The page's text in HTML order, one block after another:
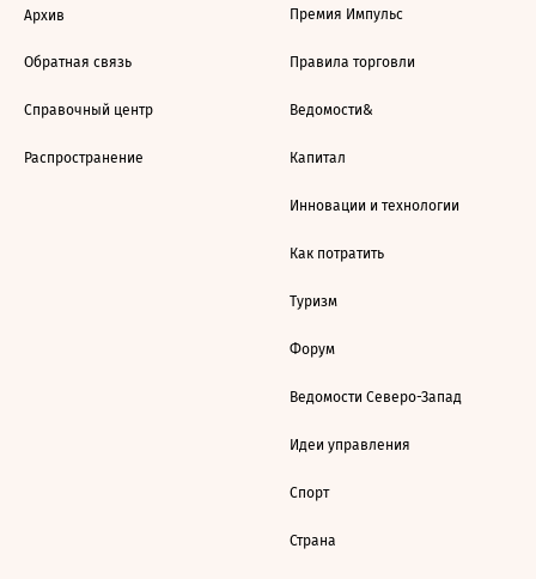
Архив
Обратная связь
Справочный центр
Распространение
Премия Импульс
Правила торговли
Ведомости&
Капитал
Инновации и технологии
Как потратить
Туризм
Форум
Ведомости Северо-Запад
Идеи управления
Спорт
Страна